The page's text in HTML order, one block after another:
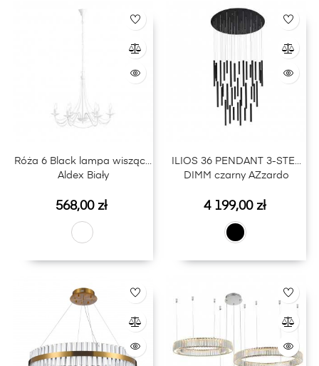
Róża 6 Black lampa wisząca
Aldex Biały
Cena
568,00 zł
ILIOS 36 PENDANT 3-STEP
DIMM czarny AZzardo
Cena
4 199,00 zł